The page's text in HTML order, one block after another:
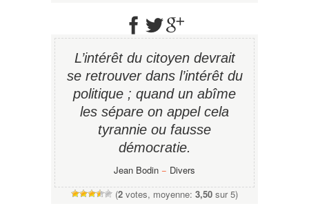
L’intérêt du citoyen devrait
se retrouver dans l’intérêt du
politique ; quand un abîme
les sépare on appel cela
tyrannie ou fausse
démocratie.
Jean Bodin − Divers
(2 votes, moyenne: 3,50 sur 5)